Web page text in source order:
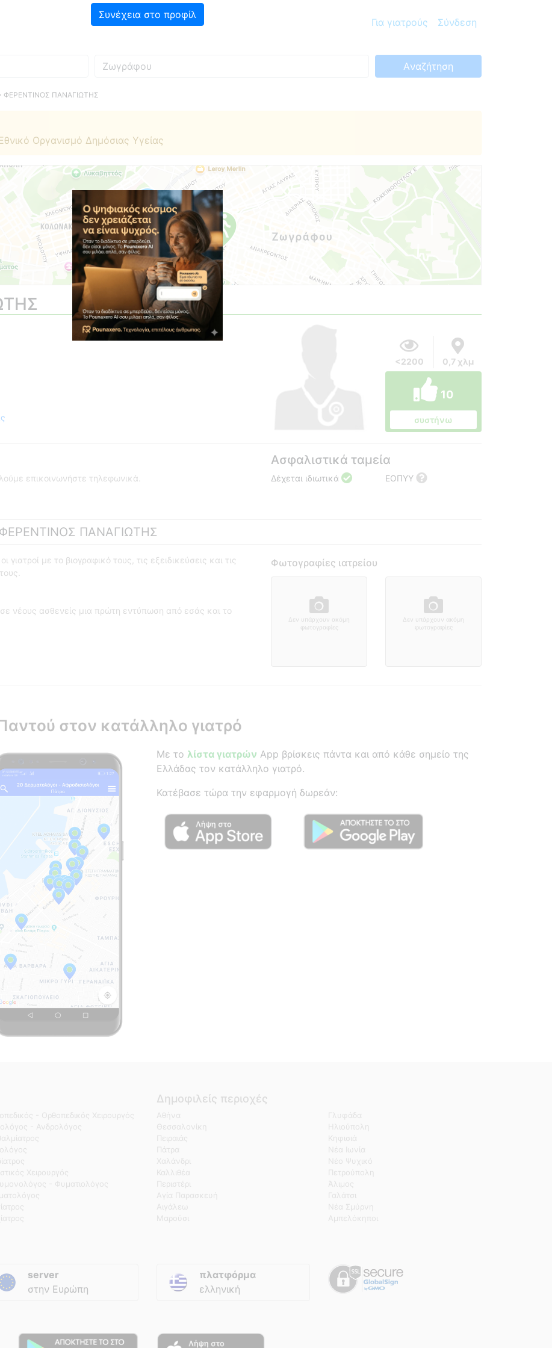
Για γιατρούς Σύνδεση
Συνέχεια στο προφίλ
Πού Aναζήτηση
ΦΕΡΕΝΤΙΝΟΣ ΠΑΝΑΓΙΩΤΗΣ
Οργανισμό Δημόσιας Υγείας
<2200 0,7 χλμ
10
συστήνω
επικοινωνήστε τηλεφωνικά.
Ασφαλιστικά ταμεία
Δέχεται ιδιωτικά ΕΟΠΥΥ
ΦΕΡΕΝΤΙΝΟΣ ΠΑΝΑΓΙΩΤΗΣ
με το βιογραφικό τους, τις εξειδικεύσεις και τις
νέους ασθενείς μια πρώτη εντύπωση από εσάς και το
Φωτογραφίες ιατρείου
Δεν υπάρχουν ακόμη
φωτογραφίες
Δεν υπάρχουν ακόμη
φωτογραφίες
στον κατάλληλο γιατρό
Με το λίστα γιατρών App βρίσκεις πάντα και από κάθε σημείο της
Ελλάδας τον κατάλληλο γιατρό.
Κατέβασε τώρα την εφαρμογή δωρεάν:
- Ορθοπεδικός Χειρουργός
- Ανδρολόγος
Χειρουργός
- Φυματιολόγος
Δημοφιλείς περιοχές
Αθήνα
Θεσσαλονίκη
Πειραιάς
Πάτρα
Χαλάνδρι
Καλλιθέα
Περιστέρι
Αγία Παρασκευή
Αιγάλεω
Μαρούσι
Γλυφάδα
Ηλιούπολη
Κηφισιά
Νέα Ιωνία
Νέο Ψυχικό
Πετρούπολη
Άλιμος
Γαλάτσι
Νέα Σμύρνη
Αμπελόκηποι
server
στην Ευρώπη
πλατφόρμα
ελληνική